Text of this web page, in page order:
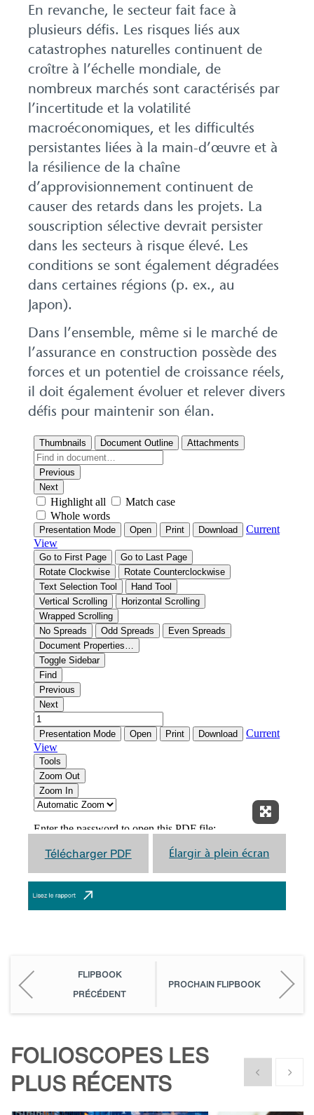
En revanche, le secteur fait face à
plusieurs défis. Les risques liés aux
catastrophes naturelles continuent de
croître à l’échelle mondiale, de
nombreux marchés sont caractérisés par
l’incertitude et la volatilité
macroéconomiques, et les difficultés
persistantes liées à la main-d’œuvre et à
la résilience de la chaîne
d’approvisionnement continuent de
causer des retards dans les projets. La
souscription sélective devrait persister
dans les secteurs à risque élevé. Les
conditions se sont également dégradées
dans certaines régions (p. ex., au
Japon).
Dans l’ensemble, même si le marché de
l’assurance en construction possède des
forces et un potentiel de croissance réels,
il doit également évoluer et relever divers
défis pour maintenir son élan.
Élargir
Télécharger PDF Élargir à plein écran
FLIPBOOK
PRÉCÉDENT
PROCHAIN FLIPBOOK
FOLIOSCOPES LES
PLUS RÉCENTS
Show previous
Show